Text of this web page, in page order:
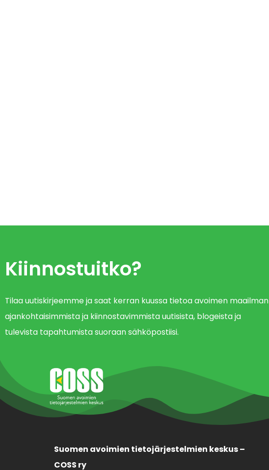
Kiinnostuitko?
Tilaa uutiskirjeemme ja saat kerran kuussa tietoa avoimen maailman
ajankohtaisimmista ja kiinnostavimmista uutisista, blogeista ja
tulevista tapahtumista suoraan sähköpostiisi.
Suomen avoimien tietojärjestelmien keskus –
COSS ry